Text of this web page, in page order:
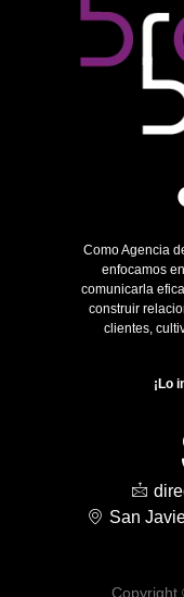
Como Agencia
enfocamos
comunicarla
construir
clientes,
¡Lo
San
Copyright